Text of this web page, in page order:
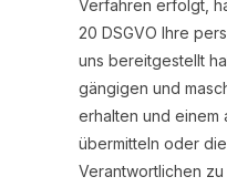
Verfahren erfolgt,
20 DSGVO Ihre
uns bereitgestellt
gängigen und
erhalten und einem
übermitteln oder
Verantwortlichen